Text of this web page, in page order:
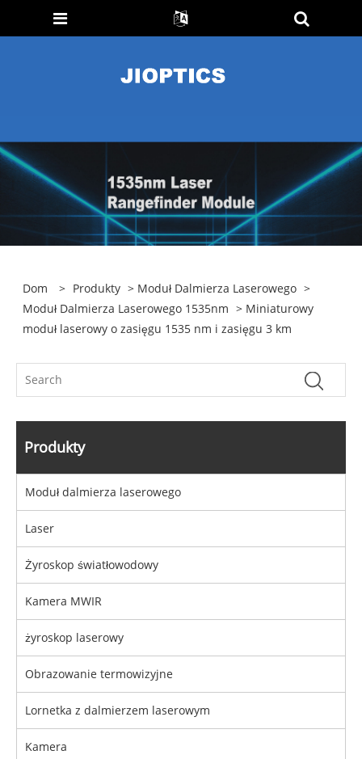
Dom > Produkty > Moduł Dalmierza Laserowego >
Moduł Dalmierza Laserowego 1535nm > Miniaturowy
moduł laserowy o zasięgu 1535 nm i zasięgu 3 km
Produkty
Moduł dalmierza laserowego
Laser
Żyroskop światłowodowy
Kamera MWIR
żyroskop laserowy
Obrazowanie termowizyjne
Lornetka z dalmierzem laserowym
Kamera